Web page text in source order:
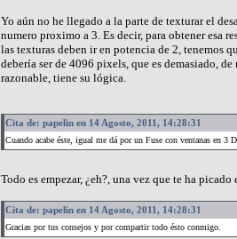
Yo aún no he llegado a la parte de texturar el
numero proximo a 3. Es decir, para obtener esa
las texturas deben ir en potencia de 2, tenemos
debería ser de 4096 pixels, que es demasiado,
razonable, tiene su lógica.
Cita de: papelin en 14 Agosto, 2011, 14:28:31
Cuando acabe éste, igual me dá por un Fuse con ventanas en
Todo es empezar, ¿eh?, una vez que te ha
Cita de: papelin en 14 Agosto, 2011, 14:28:31
Gracias por tus consejos y por compartir todo ésto conmigo.